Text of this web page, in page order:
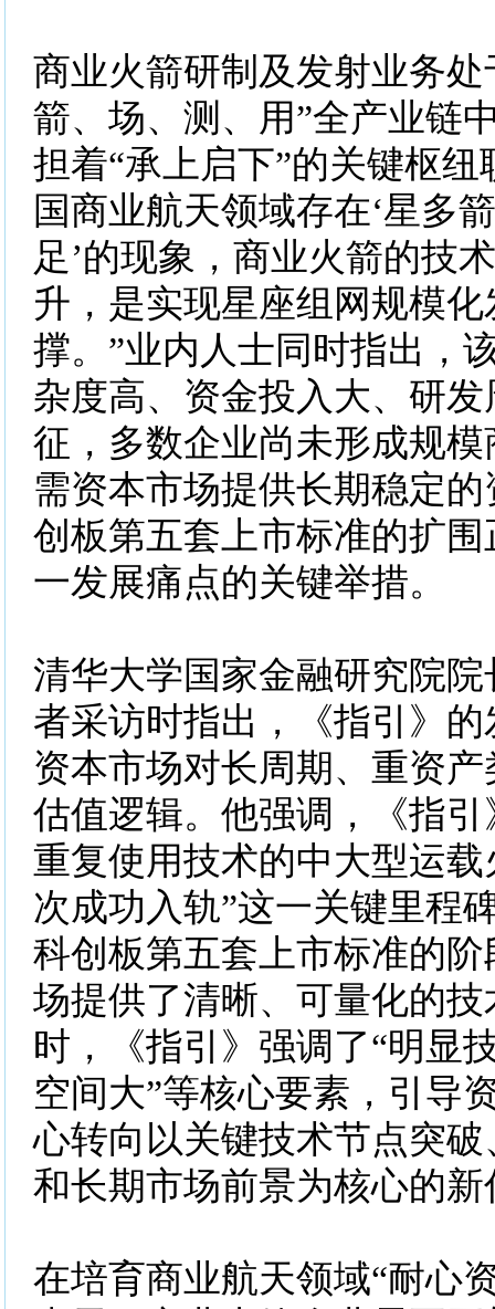
商业火箭研制及发射业务
箭、场、测、用”全产业链
担着“承上启下”的关键枢纽
国商业航天领域存在‘星多
足’的现象，商业火箭的技
升，是实现星座组网规模
撑。”业内人士同时指出，
杂度高、资金投入大、研
征，多数企业尚未形成规
需资本市场提供长期稳定
创板第五套上市标准的扩
一发展痛点的关键举措。
清华大学国家金融研究院
者采访时指出，《指引》
资本市场对长周期、重资
估值逻辑。他强调，《指
重复使用技术的中大型运
次成功入轨”这一关键里程
科创板第五套上市标准的
场提供了清晰、可量化的
时，《指引》强调了“明显
空间大”等核心要素，引导
心转向以关键技术节点突
和长期市场前景为核心的
在培育商业航天领域“耐心